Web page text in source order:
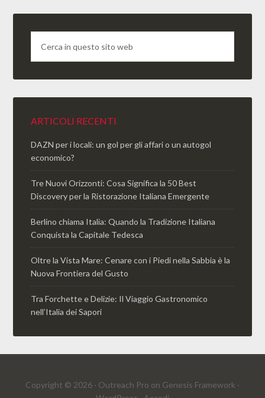
ARTICOLI RECENTI
DAZN per i locali: un gol per gli affari o un autogol
economico?
Tre Nuovi Orizzonti: Cosa Significa la 50 Best
Discovery per la Ristorazione Italiana Emergente
Berlino chiama Italia: Quando la Tradizione Italiana
Conquista la Capitale Tedesca
Oltre la Vista Mare: Cenare con i Piedi nella Sabbia è la
Nuova Frontiera del Gusto
Tra Forchette e Delizie: Il Viaggio Gastronomico
nell’Italia dei Sapori
Copyright © 2026 · Outreach Pro on Genesis Framework ·